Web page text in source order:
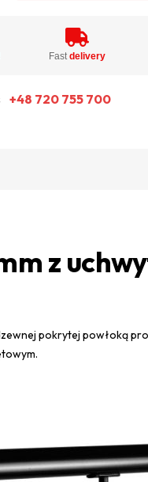
Fastdelivery
+48 720 755 700
z
pokrytej powłoką